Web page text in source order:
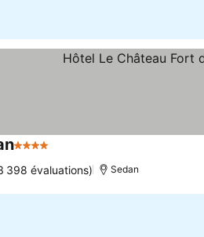
4 Étoiles
398 évaluations) Sedan